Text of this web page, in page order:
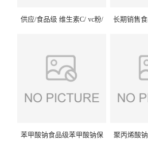
供应/食品级 维生素C/ vc粉/
长期销售
苯甲酸钠食品级苯甲酸钠保
聚丙烯酸